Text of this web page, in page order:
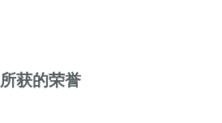
所获的荣誉